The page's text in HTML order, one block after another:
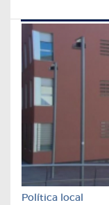
Política local